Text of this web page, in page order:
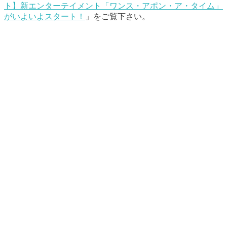
ト】新エンターテイメント「ワンス・アポン・ア・タイム」
がいよいよスタート！
」をご覧下さい。